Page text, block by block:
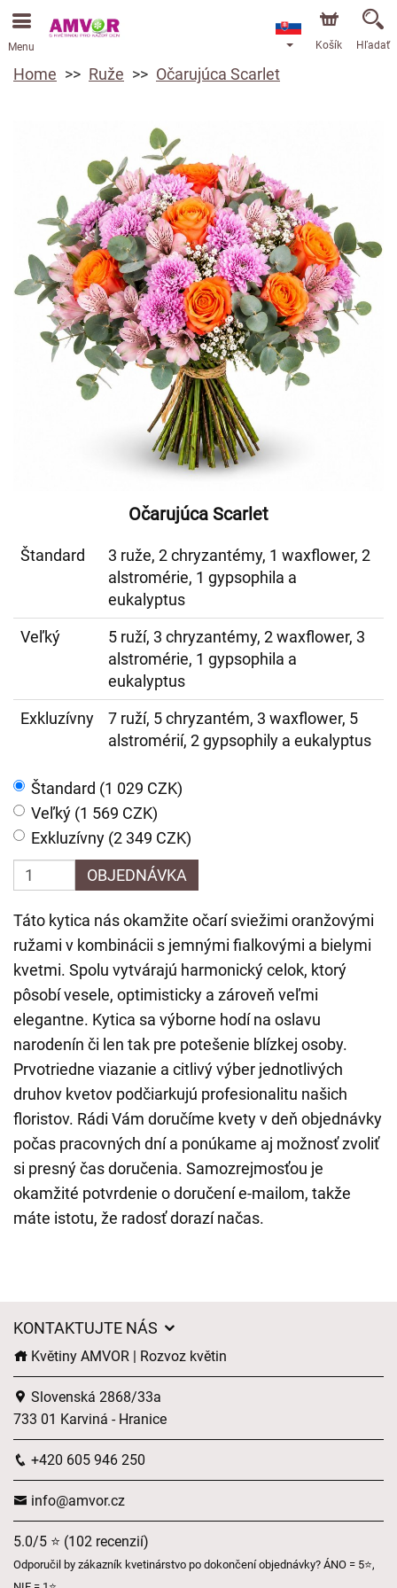
Menu Košík Hľadať
Home Ruže Očarujúca Scarlet
Očarujúca Scarlet
Štandard
3 ruže, 2 chryzantémy, 1 waxflower, 2
alstromérie, 1 gypsophila a
eukalyptus
Veľký
5 ruží, 3 chryzantémy, 2 waxflower, 3
alstromérie, 1 gypsophila a
eukalyptus
Exkluzívny
7 ruží, 5 chryzantém, 3 waxflower, 5
alstromérií, 2 gypsophily a eukalyptus
Štandard (1 029 CZK)
Veľký (1 569 CZK)
Exkluzívny (2 349 CZK)
OBJEDNÁVKA
Táto kytica nás okamžite očarí sviežimi oranžovými
ružami v kombinácii s jemnými fialkovými a bielymi
kvetmi. Spolu vytvárajú harmonický celok, ktorý
pôsobí vesele, optimisticky a zároveň veľmi
elegantne. Kytica sa výborne hodí na oslavu
narodenín či len tak pre potešenie blízkej osoby.
Prvotriedne viazanie a citlivý výber jednotlivých
druhov kvetov podčiarkujú profesionalitu našich
floristov. Rádi Vám doručíme kvety v deň objednávky
počas pracovných dní a ponúkame aj možnosť zvoliť
si presný čas doručenia. Samozrejmosťou je
okamžité potvrdenie o doručení e-mailom, takže
máte istotu, že radosť dorazí načas.
KONTAKTUJTE NÁS
Květiny AMVOR | Rozvoz květin
Slovenská 2868/33a
733 01 Karviná - Hranice
+420 605 946 250
info@amvor.cz
5.0/5 ⭐ (102 recenzií)
Odporučil by zákazník kvetinárstvo po dokončení objednávky? ÁNO = 5⭐,